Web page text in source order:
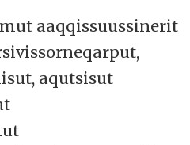
aaqqissuussinerit
aqutsisut